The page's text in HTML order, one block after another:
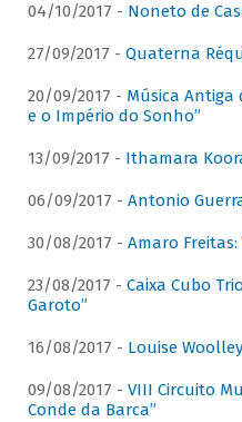
04/10/2017 - Noneto de
27/09/2017 - Quaterna
20/09/2017 - Música Antiga
e o Império do Sonho”
13/09/2017 - Ithamara
06/09/2017 - Antonio
30/08/2017 - Amaro Freitas:
23/08/2017 - Caixa Cubo
Garoto”
16/08/2017 - Louise
09/08/2017 - VIII Circuito
Conde da Barca”